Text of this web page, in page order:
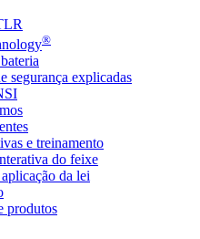
®
segurança explicadas
e treinamento
do feixe
da lei
produtos